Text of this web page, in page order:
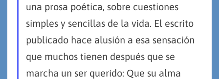
una prosa poética, sobre cuestiones
simples y sencillas de la vida. El escrito
publicado hace alusión a esa sensación
que muchos tienen después que se
marcha un ser querido: Que su alma